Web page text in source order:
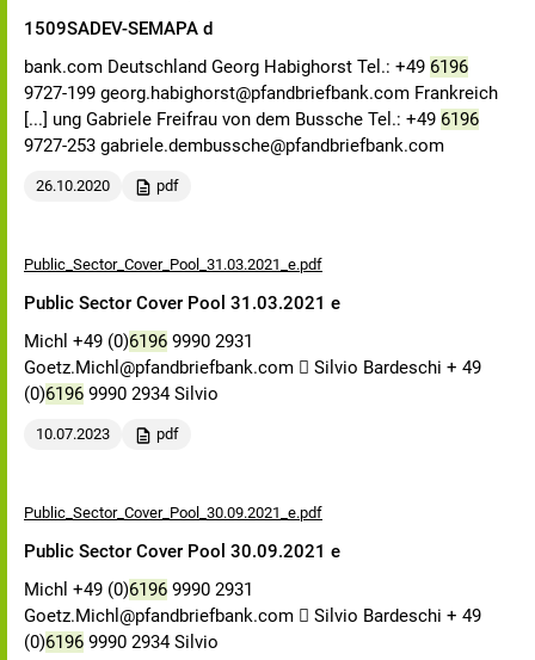
1509SADEV-SEMAPA d
bank.com Deutschland Georg Habighorst Tel.: +49 6196
9727-199 georg.habighorst@pfandbriefbank.com Frankreich
[...] ung Gabriele Freifrau von dem Bussche Tel.: +49 6196
9727-253 gabriele.dembussche@pfandbriefbank.com
26.10.2020 pdf
Public_Sector_Cover_Pool_31.03.2021_e.pdf
Public Sector Cover Pool 31.03.2021 e
Michl +49 (0)6196 9990 2931
Goetz.Michl@pfandbriefbank.com  Silvio Bardeschi + 49
(0)6196 9990 2934 Silvio
10.07.2023 pdf
Public_Sector_Cover_Pool_30.09.2021_e.pdf
Public Sector Cover Pool 30.09.2021 e
Michl +49 (0)6196 9990 2931
Goetz.Michl@pfandbriefbank.com  Silvio Bardeschi + 49
(0)6196 9990 2934 Silvio